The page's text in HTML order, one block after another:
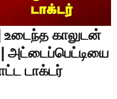
உடைந்த காலுடன்
டாக்டர்